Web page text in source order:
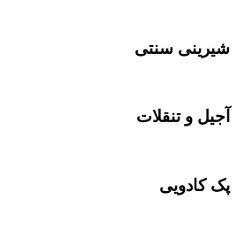
شیرینی سنتی
آجیل و تنقلات
پک کادویی